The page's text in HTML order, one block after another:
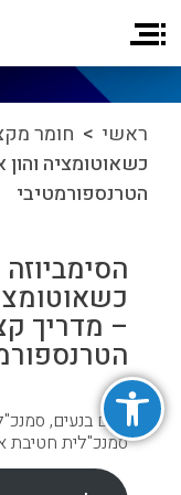
פתח סרגל נגישות
ראשי > חומר
כשאוטומציה
הטרנספורמטיבי
– מדריך
חיים בנעים,
סמנכ"לית חטיבת